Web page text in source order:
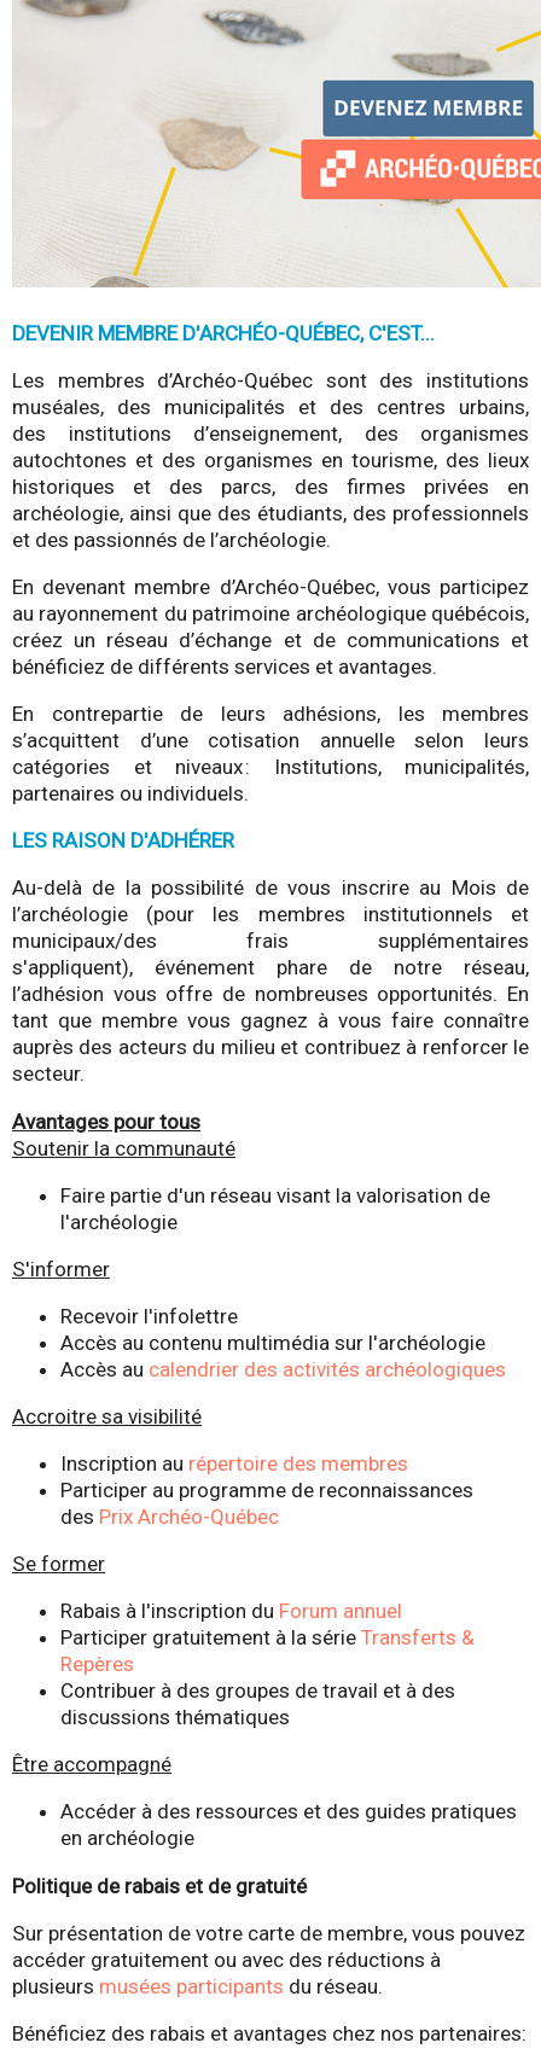
e
c
DEVENIR MEMBRE D'ARCHÉO-QUÉBEC, C'EST...
Les membres d’Archéo-Québec sont des institutions
muséales, des municipalités et des centres urbains,
des institutions d’enseignement, des organismes
autochtones et des organismes en tourisme, des lieux
historiques et des parcs, des firmes privées en
archéologie, ainsi que des étudiants, des professionnels
et des passionnés de l’archéologie.
En devenant membre d’Archéo-Québec, vous participez
au rayonnement du patrimoine archéologique québécois,
créez un réseau d’échange et de communications et
bénéficiez de différents services et avantages.
En contrepartie de leurs adhésions, les membres
s’acquittent d’une cotisation annuelle selon leurs
catégories et niveaux : Institutions, municipalités,
partenaires ou individuels.
LES RAISON D'ADHÉRER
Au-delà de la possibilité de vous inscrire au Mois de
l’archéologie (pour les membres institutionnels et
municipaux/des frais supplémentaires
s'appliquent), événement phare de notre réseau,
l’adhésion vous offre de nombreuses opportunités. En
tant que membre vous gagnez à vous faire connaître
auprès des acteurs du milieu et contribuez à renforcer le
secteur.
Avantages pour tous
Soutenir la communauté
Faire partie d'un réseau visant la valorisation de
l'archéologie
S'informer
Recevoir l'infolettre
Accès au contenu multimédia sur l'archéologie
Accès au calendrier des activités archéologiques
Accroitre sa visibilité
Inscription au répertoire des membres
Participer au programme de reconnaissances
des Prix Archéo-Québec
Se former
Rabais à l'inscription du Forum annuel
Participer gratuitement à la série Transferts &
Repères
Contribuer à des groupes de travail et à des
discussions thématiques
Être accompagné
Accéder à des ressources et des guides pratiques
en archéologie
Politique de rabais et de gratuité
Sur présentation de votre carte de membre, vous pouvez
accéder gratuitement ou avec des réductions à
plusieurs musées participants du réseau.
Bénéficiez des rabais et avantages chez nos partenaires: